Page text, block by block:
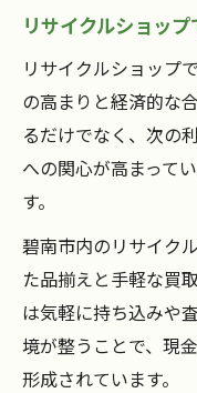
リサイクルショッ
リサイクルショップ
の高まりと経済的な
るだけでなく、次の
への関心が高まって
す。
碧南市内のリサイク
た品揃えと手軽な買
は気軽に持ち込みや
境が整うことで、現
形成されています。